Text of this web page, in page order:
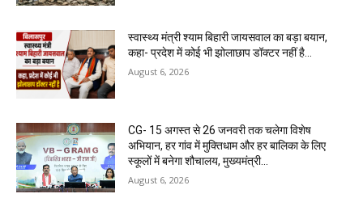
स्वास्थ्य मंत्री श्याम बिहारी जायसवाल का बड़ा बयान,
कहा- प्रदेश में कोई भी झोलाछाप डॉक्टर नहीं है…
August 6, 2026
CG- 15 अगस्त से 26 जनवरी तक चलेगा विशेष
अभियान, हर गांव में मुक्तिधाम और हर बालिका के लिए
स्कूलों में बनेगा शौचालय, मुख्यमंत्री...
August 6, 2026